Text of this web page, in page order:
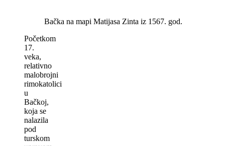
Bačka na mapi Matijasa Zinta iz 1567. god.
Početkom
17.
veka,
relativno
malobrojni
rimokatolici
u
Bačkoj,
koja se
nalazila
pod
turskom